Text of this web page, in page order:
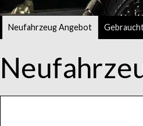
Neufahrzeug Angebot